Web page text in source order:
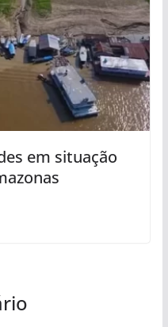
em situação